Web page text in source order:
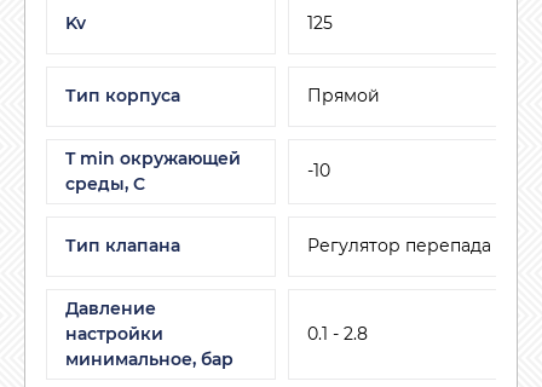
Kv 125
Тип корпуса Прямой
T min окружающей
среды, C
-10
Тип клапана Регулятор перепада
Давление
настройки
минимальное, бар
0.1 - 2.8